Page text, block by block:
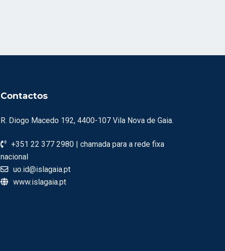
Contactos
R. Diogo Macedo 192, 4400-107 Vila Nova de Gaia.
+351 22 377 2980 | chamada para a rede fixa
nacional
uo.id@islagaia.pt
www.islagaia.pt